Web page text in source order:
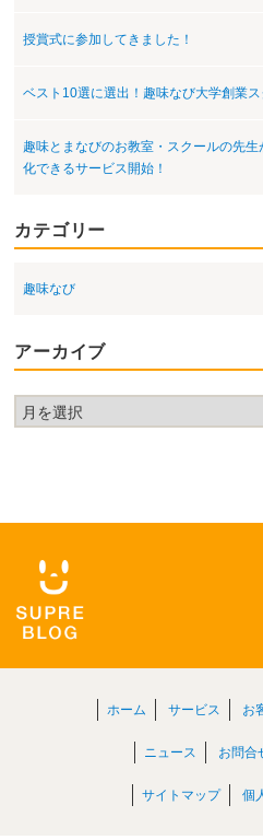
授賞式に参加してきました！
ベスト10選に選出！趣味なび大学創業
趣味とまなびのお教室・スクールの先
化できるサービス開始！
カテゴリー
趣味なび
アーカイブ
ア
ー
ホーム サービス お
ニュース お問合
サイトマップ 個